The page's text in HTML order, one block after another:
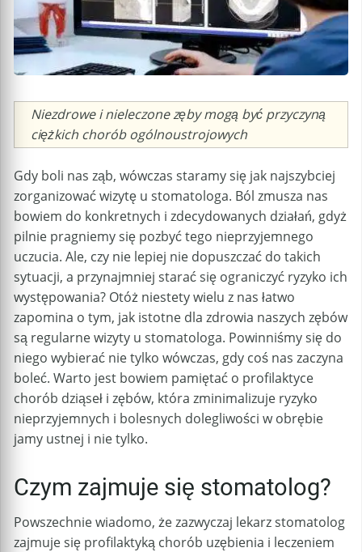
Caption
Niezdrowe i nieleczone zęby mogą być przyczyną
ciężkich chorób ogólnoustrojowych
Gdy boli nas ząb, wówczas staramy się jak najszybciej
zorganizować wizytę u stomatologa. Ból zmusza nas
bowiem do konkretnych i zdecydowanych działań, gdyż
pilnie pragniemy się pozbyć tego nieprzyjemnego
uczucia. Ale, czy nie lepiej nie dopuszczać do takich
sytuacji, a przynajmniej starać się ograniczyć ryzyko ich
występowania? Otóż niestety wielu z nas łatwo
zapomina o tym, jak istotne dla zdrowia naszych zębów
są regularne wizyty u stomatologa. Powinniśmy się do
niego wybierać nie tylko wówczas, gdy coś nas zaczyna
boleć. Warto jest bowiem pamiętać o profilaktyce
chorób dziąseł i zębów, która zminimalizuje ryzyko
nieprzyjemnych i bolesnych dolegliwości w obrębie
jamy ustnej i nie tylko.
Czym zajmuje się stomatolog?
Powszechnie wiadomo, że zazwyczaj lekarz stomatolog
zajmuje się profilaktyką chorób uzębienia i leczeniem